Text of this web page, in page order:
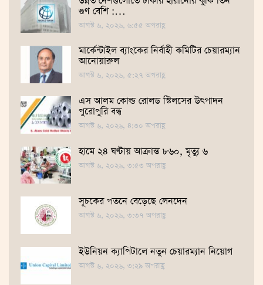
গুণ বেশি :…
আগস্ট ৬, ২০২৬, ৬:৫৫ অপরাহ্ণ
মার্কেন্টাইল ব্যাংকের নির্বাহী কমিটির চেয়ারম্যান
আনোয়ারুল
আগস্ট ৬, ২০২৬, ৫:২৭ অপরাহ্ণ
এস আলম কোল্ড রোলড স্টিলসের উৎপাদন
পুরোপুরি বন্ধ
আগস্ট ৬, ২০২৬, ৪:৩০ অপরাহ্ণ
হামে ২৪ ঘণ্টায় আক্রান্ত ৮৬০, মৃত্যু ৬
আগস্ট ৬, ২০২৬, ৩:৫৩ অপরাহ্ণ
সূচকের পতনে বেড়েছে লেনদেন
আগস্ট ৬, ২০২৬, ৩:৩৭ অপরাহ্ণ
ইউনিয়ন ক্যাপিটালে নতুন চেয়ারম্যান নিয়োগ
আগস্ট ৬, ২০২৬, ৩:২৯ অপরাহ্ণ